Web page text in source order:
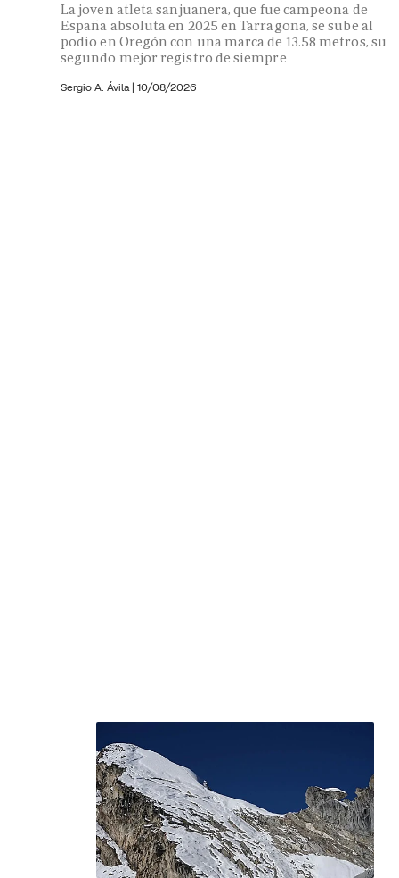
La joven atleta sanjuanera, que fue campeona de
España absoluta en 2025 en Tarragona, se sube al
podio en Oregón con una marca de 13.58 metros, su
segundo mejor registro de siempre
Sergio A. Ávila | 10/08/2026